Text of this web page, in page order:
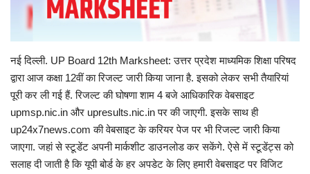
टीवी
करियर
नई दिल्ली. UP Board 12th Marksheet: उत्तर प्रदेश माध्यमिक शिक्षा परिषद
द्वारा आज कक्षा 12वीं का रिजल्ट जारी किया जाना है. इसको लेकर सभी तैयारियां
पूरी कर ली गई हैं. रिजल्ट की घोषणा शाम 4 बजे आधिकारिक वेबसाइट
upmsp.nic.in और upresults.nic.in पर की जाएगी. इसके साथ ही
up24x7news.com की वेबसाइट के करियर पेज पर भी रिजल्ट जारी किया
जाएगा. जहां से स्टूडेंट अपनी मार्कशीट डाउनलोड कर सकेंगे. ऐसे में स्टूडेंट्स को
सलाह दी जाती है कि यूपी बोर्ड के हर अपडेट के लिए हमारी वेबसाइट पर विजिट